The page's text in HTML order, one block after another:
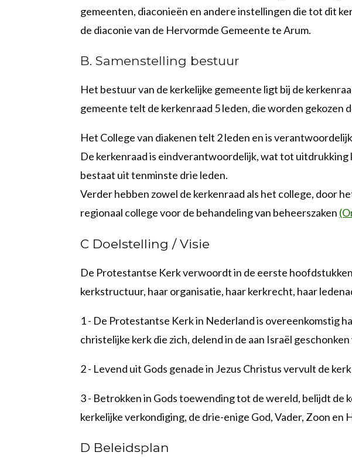
gemeenten, diaconieën en andere instellingen die tot dit
de diaconie van de Hervormde Gemeente te Arum.
B. Samenstelling bestuur
Het bestuur van de kerkelijke gemeente ligt bij de
gemeente telt de kerkenraad 5 leden, die worden gekozen
Het College van diakenen telt 2 leden en is
De kerkenraad is eindverantwoordelijk, wat tot uitdrukking
bestaat uit tenminste drie leden.
Verder hebben zowel de kerkenraad als het college, door
regionaal college voor de behandeling van beheerszaken
C Doelstelling / Visie
De Protestantse Kerk verwoordt in de eerste
kerkstructuur, haar organisatie, haar kerkrecht, haar
1 - De Protestantse Kerk in Nederland is overeenkomstig
christelijke kerk die zich, delend in de aan Israël
2 - Levend uit Gods genade in Jezus Christus vervult de
3 - Betrokken in Gods toewending tot de wereld, belijdt de
kerkelijke verkondiging, de drie-enige God, Vader, Zoon en
D Beleidsplan